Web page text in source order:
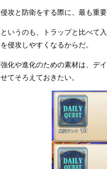
侵攻と防衛をする際に、最も重
というのも、トラップと比べて
を侵攻しやすくなるからだ。
強化や進化のための素材は、デ
せてそろえておきたい。